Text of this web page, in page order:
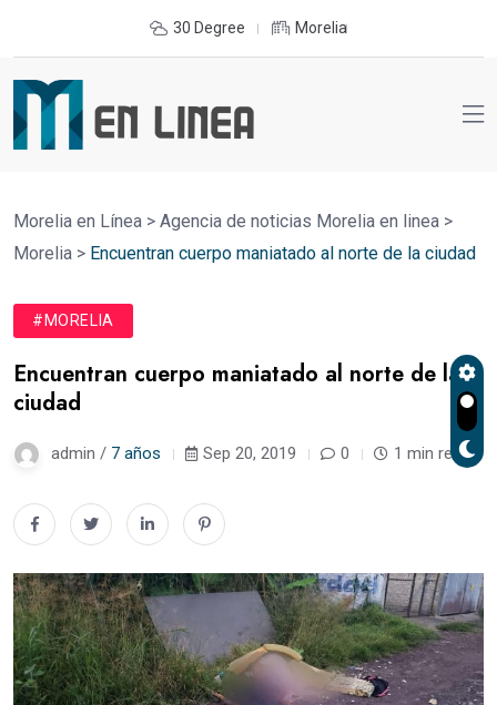
30 Degree Morelia
Morelia en Línea > Agencia de noticias Morelia en linea >
Morelia > Encuentran cuerpo maniatado al norte de la ciudad
#MORELIA
Encuentran cuerpo maniatado al norte de la
ciudad
admin / 7 años Sep 20, 2019 0 1 min read